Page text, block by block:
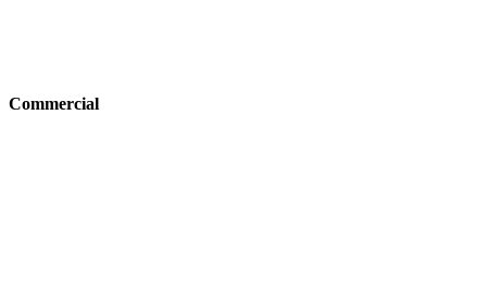
Commercial